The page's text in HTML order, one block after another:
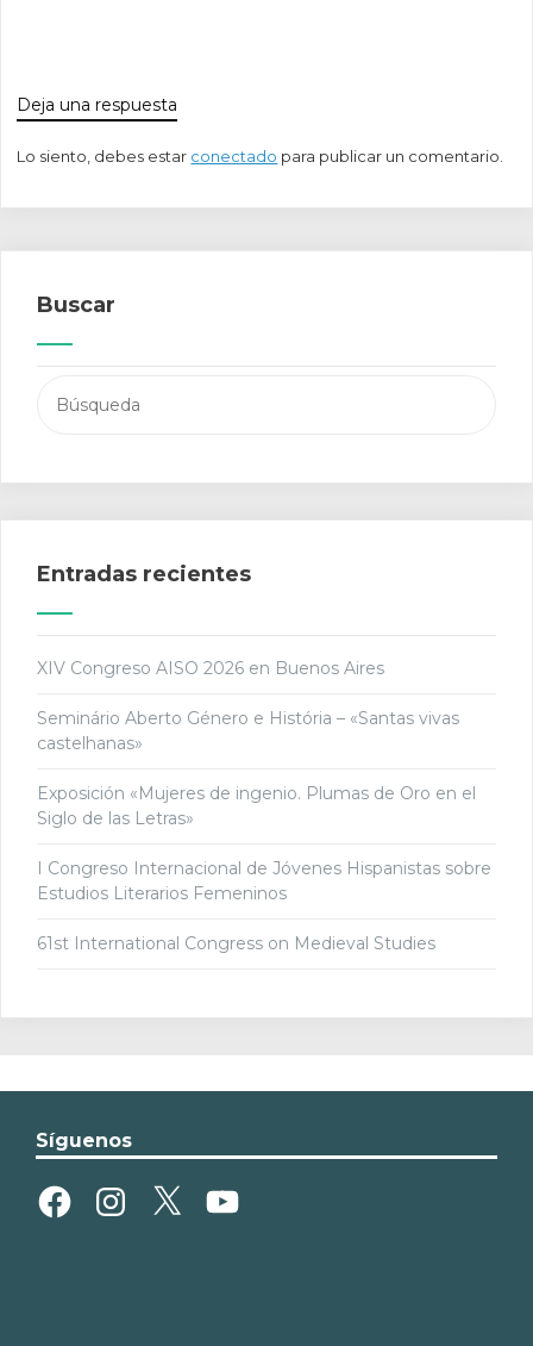
Deja una respuesta
Lo siento, debes estar conectado para publicar un comentario.
Buscar
Entradas recientes
XIV Congreso AISO 2026 en Buenos Aires
Seminário Aberto Género e História – «Santas vivas
castelhanas»
Exposición «Mujeres de ingenio. Plumas de Oro en el
Siglo de las Letras»
I Congreso Internacional de Jóvenes Hispanistas sobre
Estudios Literarios Femeninos
61st International Congress on Medieval Studies
Síguenos
FacebookInstagram
X YouTube